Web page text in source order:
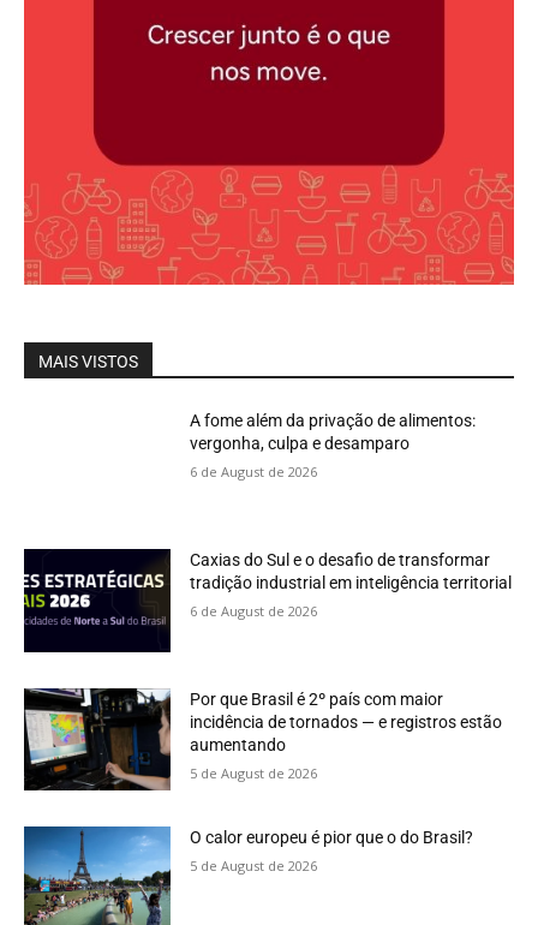
MAIS VISTOS
A fome além da privação de alimentos:
vergonha, culpa e desamparo
6 de August de 2026
Caxias do Sul e o desafio de transformar
tradição industrial em inteligência territorial
6 de August de 2026
Por que Brasil é 2º país com maior
incidência de tornados — e registros estão
aumentando
5 de August de 2026
O calor europeu é pior que o do Brasil?
5 de August de 2026